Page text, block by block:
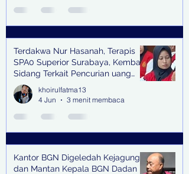
Terdakwa Nur Hasanah, Terapis
SPA0 Superior Surabaya, Kembali
Sidang Terkait Pencurian uang
senilai Rp1,285 M di PN Surabaya
khoirulfatma13
4 Jun
3 menit membaca
Kantor BGN Digeledah Kejagung
dan Mantan Kepala BGN Dadan